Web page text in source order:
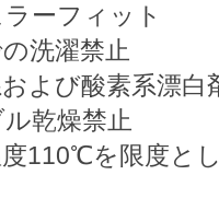
ラーフィット
の洗濯禁止
および酸素系漂白
ル乾燥禁止
度110℃を限度と